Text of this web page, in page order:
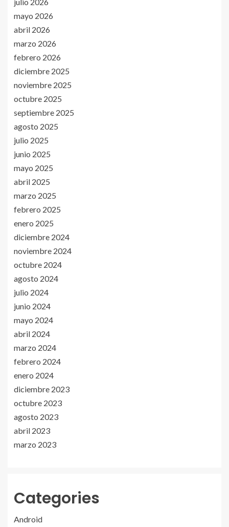
mayo 2026
abril 2026
marzo 2026
febrero 2026
diciembre 2025
noviembre 2025
octubre 2025
septiembre 2025
agosto 2025
julio 2025
junio 2025
mayo 2025
abril 2025
marzo 2025
febrero 2025
enero 2025
diciembre 2024
noviembre 2024
octubre 2024
agosto 2024
julio 2024
junio 2024
mayo 2024
abril 2024
marzo 2024
febrero 2024
enero 2024
diciembre 2023
octubre 2023
agosto 2023
abril 2023
marzo 2023
Categories
Android